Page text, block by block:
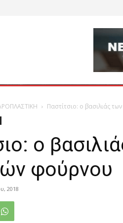
Παστίτσιο: ο βασιλιάς
ο
φούρνου
2018